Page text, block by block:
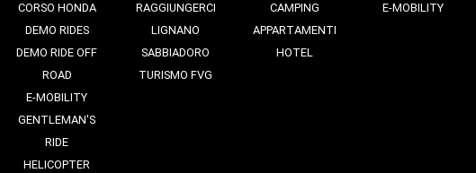
CORSO HONDA
DEMO RIDES
DEMO RIDE OFF
ROAD
E-MOBILITY
GENTLEMAN'S
RIDE
HELICOPTER
RAGGIUNGERCI
LIGNANO
SABBIADORO
TURISMO FVG
CAMPING
APPARTAMENTI
HOTEL
E-MOBILITY